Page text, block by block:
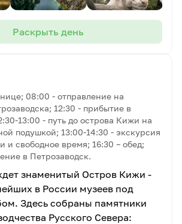
Раскрыть день
08:00 - отправление на
12:30 - прибытие в
13:00 - путь до острова Кижи на
подушкой; 13:00-14:30 - экскурсия
и свободное время; 16:30 – обед;
в Петрозаводск.
знаменитый Остров Кижи -
в России музеев под
Здесь собраны памятники
Русского Севера: